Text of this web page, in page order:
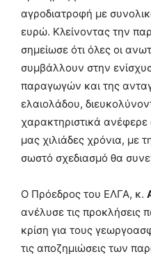
αγροδιατροφή με
ευρώ. Κλείνοντας την
σημείωσε ότι όλες οι
συμβάλλουν στην
παραγωγών και της
ελαιολάδου,
χαρακτηριστικά ανέφερε
μας χιλιάδες χρόνια, με
σωστό σχεδιασμό θα
Ο Πρόεδρος του ΕΛΓΑ, κ.
ανέλυσε τις προκλήσεις
κρίση για τους
τις αποζημιώσεις των